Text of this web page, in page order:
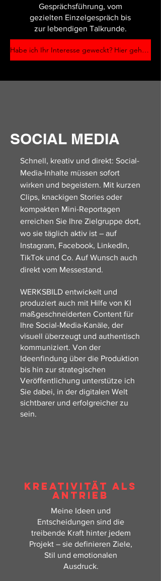
Gesprächsführung, vom
gezielten Einzelgespräch bis
zur lebendigen Talkrunde.
Habe ich Ihr Interesse geweckt? Hier gehts zum Kontaktformular!
SOCIAL MEDIA
Schnell, kreativ und direkt: Social-
Media-Inhalte müssen sofort
wirken und begeistern. Mit kurzen
Clips, knackigen Stories oder
kompakten Mini-Reportagen
erreichen Sie Ihre Zielgruppe dort,
wo sie täglich aktiv ist – auf
Instagram, Facebook, LinkedIn,
TikTok und Co. Auf Wunsch auch
direkt vom Messestand.
WERKSBILD entwickelt und
produziert auch mit Hilfe von KI
maßgeschneiderten Content für
Ihre Social-Media-Kanäle, der
visuell überzeugt und authentisch
kommuniziert. Von der
Ideenfindung über die Produktion
bis hin zur strategischen
Veröffentlichung unterstütze ich
Sie dabei, in der digitalen Welt
sichtbarer und erfolgreicher zu
sein.
KREATIVITÄT ALS
ANTRIEB
Meine Ideen und
Entscheidungen sind die
treibende Kraft hinter jedem
Projekt – sie definieren Ziele,
Stil und emotionalen
Ausdruck.